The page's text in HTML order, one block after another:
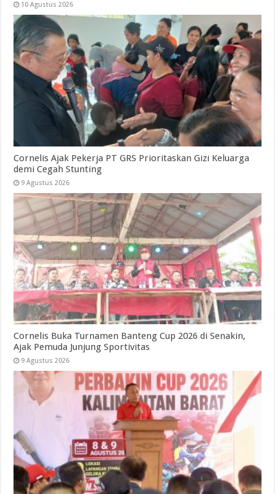
10 Agustus 2026
Cornelis Ajak Pekerja PT GRS Prioritaskan Gizi Keluarga
demi Cegah Stunting
9 Agustus 2026
Cornelis Buka Turnamen Banteng Cup 2026 di Senakin,
Ajak Pemuda Junjung Sportivitas
9 Agustus 2026